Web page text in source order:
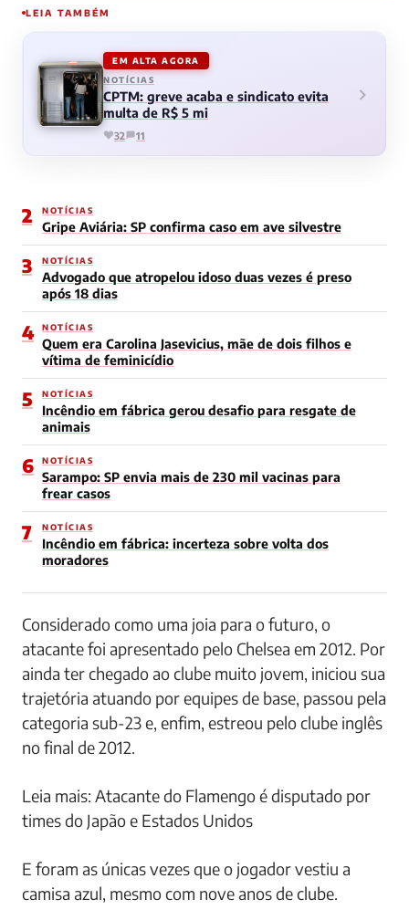
LEIA TAMBÉM
EM ALTA AGORA
NOTÍCIAS
CPTM: greve acaba e sindicato evita
multa de R$ 5 mi
32 11
2 NOTÍCIAS
Gripe Aviária: SP confirma caso em ave silvestre
3 NOTÍCIAS
Advogado que atropelou idoso duas vezes é preso
após 18 dias
4 NOTÍCIAS
Quem era Carolina Jasevicius, mãe de dois filhos e
vítima de feminicídio
5 NOTÍCIAS
Incêndio em fábrica gerou desafio para resgate de
animais
6 NOTÍCIAS
Sarampo: SP envia mais de 230 mil vacinas para
frear casos
7 NOTÍCIAS
Incêndio em fábrica: incerteza sobre volta dos
moradores
Considerado como uma joia para o futuro, o
atacante foi apresentado pelo Chelsea em 2012. Por
ainda ter chegado ao clube muito jovem, iniciou sua
trajetória atuando por equipes de base, passou pela
categoria sub-23 e, enfim, estreou pelo clube inglês
no final de 2012.
Leia mais: Atacante do Flamengo é disputado por
times do Japão e Estados Unidos
E foram as únicas vezes que o jogador vestiu a
camisa azul, mesmo com nove anos de clube.